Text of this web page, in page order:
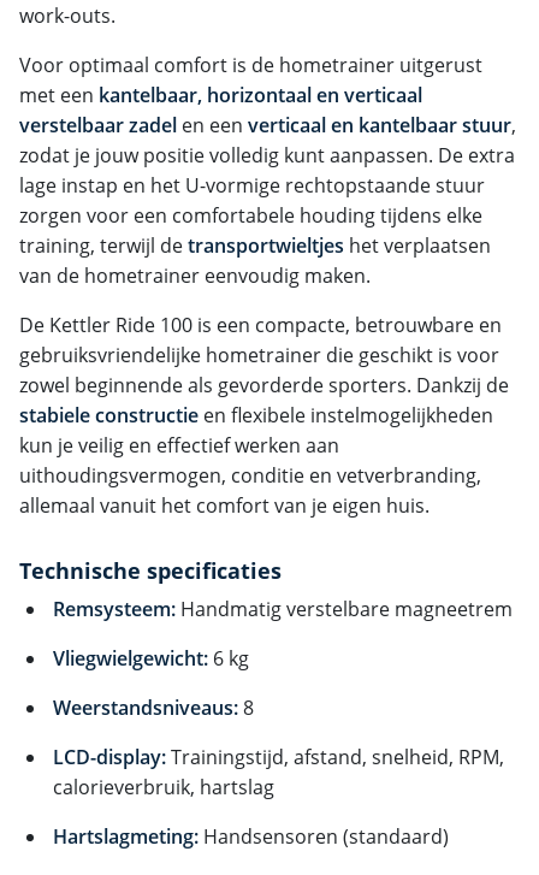
work-outs.
Voor optimaal comfort is de hometrainer uitgerust
met een kantelbaar, horizontaal en verticaal
verstelbaar zadel en een verticaal en kantelbaar stuur,
zodat je jouw positie volledig kunt aanpassen. De extra
lage instap en het U-vormige rechtopstaande stuur
zorgen voor een comfortabele houding tijdens elke
training, terwijl detransportwieltjes het verplaatsen
van de hometrainer eenvoudig maken.
De Kettler Ride 100 is een compacte, betrouwbare en
gebruiksvriendelijke hometrainer die geschikt is voor
zowel beginnende als gevorderde sporters. Dankzij de
stabiele constructie en flexibele instelmogelijkheden
kun je veilig en effectief werken aan
uithoudingsvermogen, conditie en vetverbranding,
allemaal vanuit het comfort van je eigen huis.
Technische specificaties
Remsysteem: Handmatig verstelbare magneetrem
Vliegwielgewicht: 6 kg
Weerstandsniveaus:8
LCD-display:Trainingstijd, afstand, snelheid, RPM,
calorieverbruik, hartslag
Hartslagmeting: Handsensoren (standaard)